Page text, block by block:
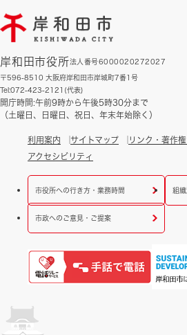
岸和田市役所法人番号6000020272027
〒596-8510 大阪府岸和田市岸城町7番1号
Tel:072-423-2121(代表)
開庁時間:午前9時から午後5時30分まで
（土曜日、日曜日、祝日、年末年始除く）
利用案内 サイトマップ リンク・著作
アクセシビリティ
市役所への行き方・業務時間 組
市政へのご意見・ご提案